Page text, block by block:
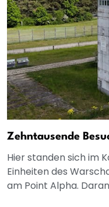
Zehntausende
Hier standen sich im
Einheiten des
am Point Alpha.